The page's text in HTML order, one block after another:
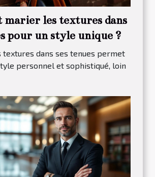
marier les textures dans
pour un style unique ?
textures dans ses tenues permet
personnel et sophistiqué, loin